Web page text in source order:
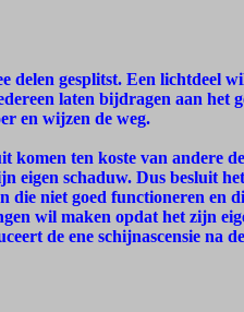
delen gesplitst. Een lichtdeel
laten bijdragen aan het
en wijzen de weg.
komen ten koste van andere
eigen schaduw. Dus besluit
die niet goed functioneren en
wil maken opdat het zijn
de ene schijnascensie na